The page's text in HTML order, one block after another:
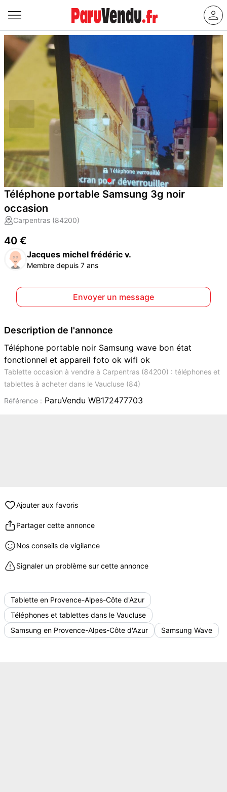
Téléphone portable Samsung 3g noir
occasion
Carpentras (84200)
40 €
Jacques michel frédéric v.
Membre depuis 7 ans
Envoyer un message
Description de l'annonce
Téléphone portable noir Samsung wave bon état
fonctionnel et appareil foto ok wifi ok
Tablette occasion à vendre à Carpentras (84200) : téléphones et
tablettes à acheter dans le Vaucluse (84)
Référence : ParuVendu WB172477703
Ajouter aux favoris
Partager cette annonce
Nos conseils de vigilance
Signaler un problème sur cette annonce
Tablette en Provence-Alpes-Côte d'Azur
Téléphones et tablettes dans le Vaucluse
Samsung en Provence-Alpes-Côte d'Azur
Samsung Wave